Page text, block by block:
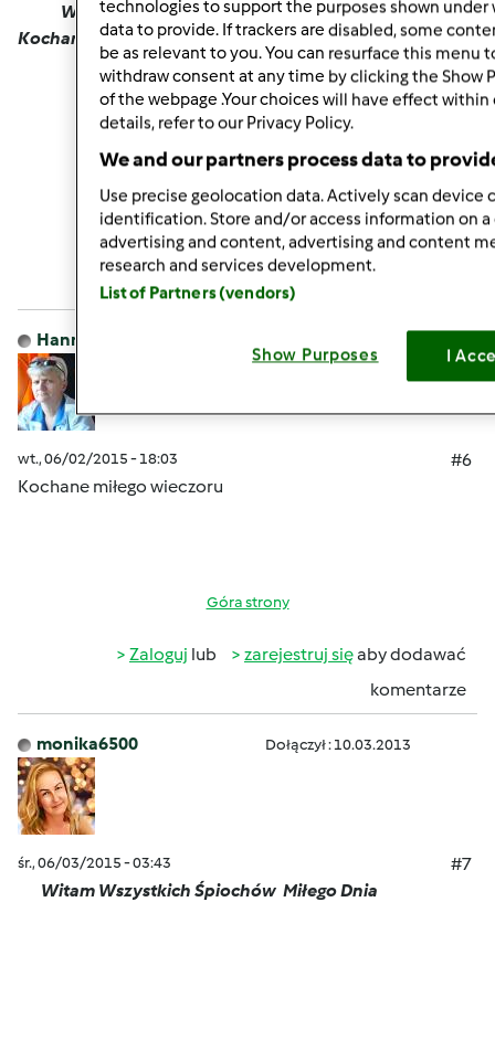
Wspaniałego wieczorku i kolorowych snów
Kochane
Góra strony
Zalogujlub zarejestruj sięaby dodawać
Hanna Gręda
wt., 06/02/2015 - 18:03
#6
Kochane miłego wieczoru
Góra strony
Zaloguj lub zarejestruj sięaby dodawać
komentarze
monika6500 Dołączył : 10.03.2013
śr., 06/03/2015 - 03:43
#7
Witam Wszystkich Śpiochów Miłego Dnia
technologies to support the purposes shown under
data to provide. If trackers are disabled, some
be as relevant to you. You can resurface this menu
withdraw consent at any time by clicking the Show
of the webpage .Your choices will have effect within
details, refer to our Privacy Policy.
We and our partners process data to
Use precise geolocation data. Actively scan device
identification. Store and/or access information on a
advertising and content, advertising and content
research and services development.
List of Partners (vendors)
Show Purposes I